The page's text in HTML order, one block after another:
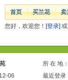
首页 买兰花 卖
您好，欢迎您！ [登录] 或
所 在 地
06
最近登录